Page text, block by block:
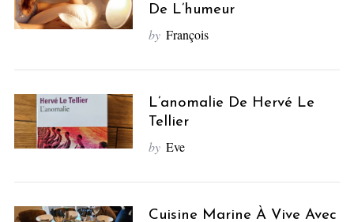
De L’humeur
by François
L’anomalie De Hervé Le
Tellier
by Eve
Cuisine Marine À Vive Avec